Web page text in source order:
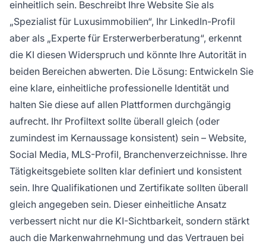
einheitlich sein. Beschreibt Ihre Website Sie als
„Spezialist für Luxusimmobilien“, Ihr LinkedIn-Profil
aber als „Experte für Ersterwerberberatung“, erkennt
die KI diesen Widerspruch und könnte Ihre Autorität in
beiden Bereichen abwerten. Die Lösung: Entwickeln Sie
eine klare, einheitliche professionelle Identität und
halten Sie diese auf allen Plattformen durchgängig
aufrecht. Ihr Profiltext sollte überall gleich (oder
zumindest im Kernaussage konsistent) sein – Website,
Social Media, MLS-Profil, Branchenverzeichnisse. Ihre
Tätigkeitsgebiete sollten klar definiert und konsistent
sein. Ihre Qualifikationen und Zertifikate sollten überall
gleich angegeben sein. Dieser einheitliche Ansatz
verbessert nicht nur die KI-Sichtbarkeit, sondern stärkt
auch die Markenwahrnehmung und das Vertrauen bei